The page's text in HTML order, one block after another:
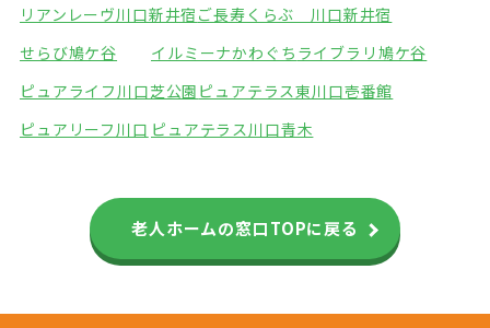
リアンレーヴ川口新井宿 ご長寿くらぶ 川口新井宿
せらび鳩ケ谷
イルミーナかわぐち ライブラリ鳩ケ谷
ピュアライフ川口芝公園 ピュアテラス東川口壱番館
ピュアリーフ川口 ピュアテラス川口青木
老人ホームの窓口TOPに戻る